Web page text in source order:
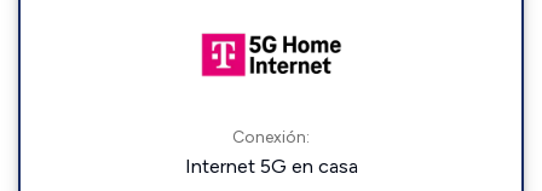
Conexión:
Internet 5G en casa